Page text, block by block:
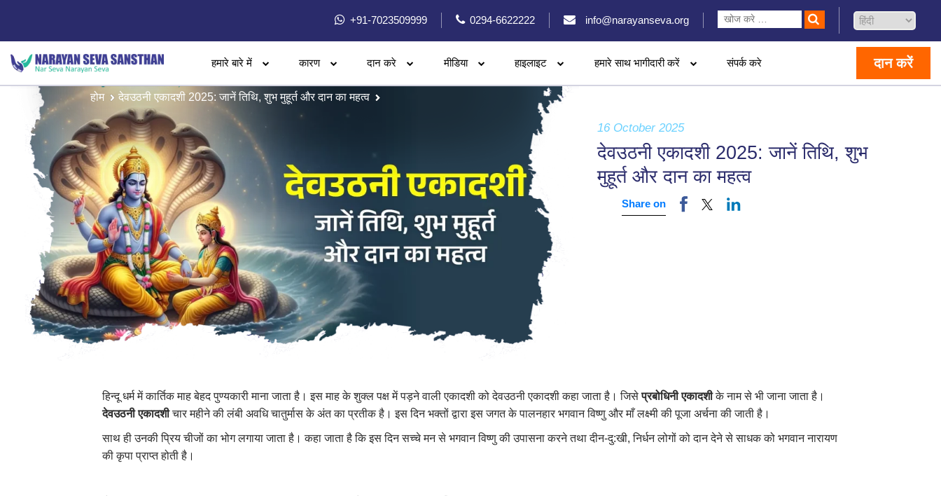
+91-7023509999 0294-6622222 info@narayanseva.org
हमारे बारे में कारण दान करे मीडिया हाइलाइट हमारे साथ भागीदारी करें संपर्क करे दान करें
होम देवउठनी एकादशी 2025: जानें तिथि, शुभ मुहूर्त और दान का महत्व
16 October 2025
देवउठनी एकादशी 2025: जानें तिथि, शुभ
मुहूर्त और दान का महत्व
Share on
हिन्दू धर्म में कार्तिक माह बेहद पुण्यकारी माना जाता है। इस माह के शुक्ल पक्ष में पड़ने वाली एकादशी को देवउठनी एकादशी कहा जाता है। जिसेप्रबोधिनी एकादशीके नाम से भी जाना जाता है।
देवउठनी एकादशीचार महीने की लंबी अवधि चातुर्मास के अंत का प्रतीक है। इस दिन भक्तों द्वारा इस जगत के पालनहार भगवान विष्णु और माँ लक्ष्मी की पूजा अर्चना की जाती है।
साथ ही उनकी प्रिय चीजों का भोग लगाया जाता है। कहा जाता है कि इस दिन सच्चे मन से भगवान विष्णु की उपासना करने तथा दीन-दु:खी,निर्धन लोगों को दान देने से साधक को भगवान नारायण
की कृपा प्राप्त होती है।